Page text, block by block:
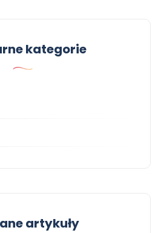
kategorie
artykuły